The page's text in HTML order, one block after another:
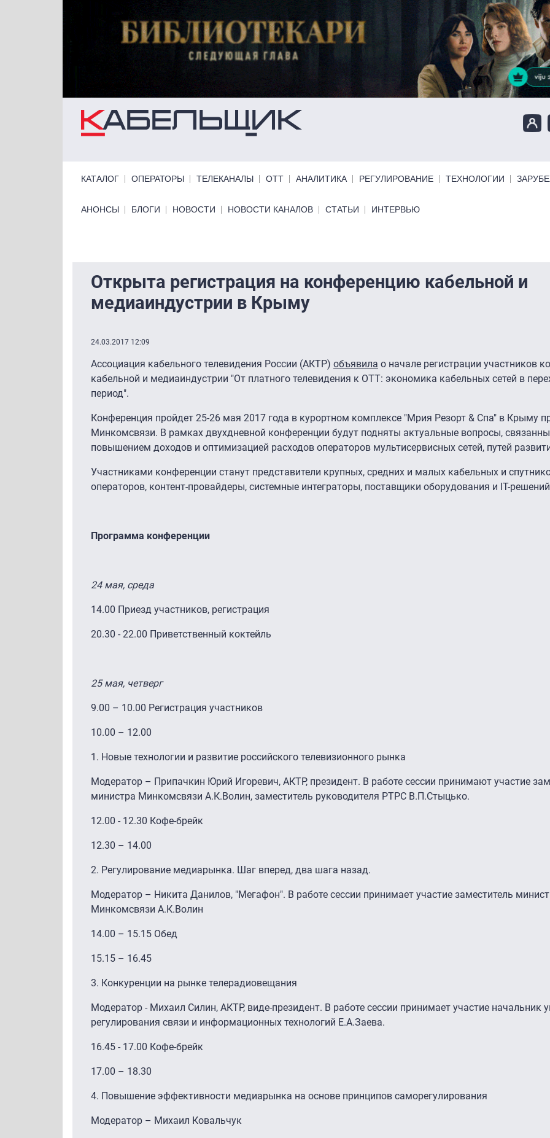
КАТАЛОГ ОПЕРАТОРЫ ТЕЛЕКАНАЛЫ ОТТ АНАЛИТИКА РЕГУЛИРОВАНИЕ ТЕХНОЛОГИИ
Primary links bottom
АНОНСЫ БЛОГИ НОВОСТИ НОВОСТИ КАНАЛОВ СТАТЬИ ИНТЕРВЬЮ
Открыта регистрация на конференцию кабельной и
медиаиндустрии в Крыму
24.03.2017 12:09
Ассоциация кабельного телевидения России (АКТР) объявила о начале регистрации участников
кабельной и медиаиндустрии "От платного телевидения к OTT: экономика кабельных сетей в
период".
Конференция пройдет 25-26 мая 2017 года в курортном комплексе "Мрия Резорт & Спа" в Крыму
Минкомсвязи. В рамках двухдневной конференции будут подняты актуальные вопросы,
повышением доходов и оптимизацией расходов операторов мультисервисных сетей, путей
Участниками конференции станут представители крупных, средних и малых кабельных и
операторов, контент-провайдеры, системные интеграторы, поставщики оборудования и IT-
Программа конференции
24 мая, среда
14.00 Приезд участников, регистрация
20.30 - 22.00 Приветственный коктейль
25 мая, четверг
9.00 – 10.00 Регистрация участников
10.00 – 12.00
1. Новые технологии и развитие российского телевизионного рынка
Модератор – Припачкин Юрий Игоревич, АКТР, президент. В работе сессии принимают участие
министра Минкомсвязи А.К.Волин, заместитель руководителя РТРС В.П.Стыцько.
12.00 - 12.30 Кофе-брейк
12.30 – 14.00
2. Регулирование медиарынка. Шаг вперед, два шага назад.
Модератор – Никита Данилов, "Мегафон". В работе сессии принимает участие заместитель
Минкомсвязи А.К.Волин
14.00 – 15.15 Обед
15.15 – 16.45
3. Конкуренции на рынке телерадиовещания
Модератор - Михаил Силин, АКТР, виде-президент. В работе сессии принимает участие начальник
регулирования связи и информационных технологий Е.А.Заева.
16.45 - 17.00 Кофе-брейк
17.00 – 18.30
4. Повышение эффективности медиарынка на основе принципов саморегулирования
Модератор – Михаил Ковальчук